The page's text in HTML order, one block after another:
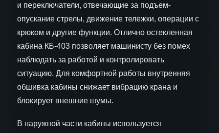
и переключатели, отвечающие за подъем-
опускание стрелы, движение тележки, операции с
крюком и другие функции. Отлично остекленная
кабина КБ-403 позволяет машинисту без помех
наблюдать за работой и контролировать
ситуацию. Для комфортной работы внутренняя
обшивка кабины снижает вибрацию крана и
блокирует внешние шумы.
В наружной части кабины используется